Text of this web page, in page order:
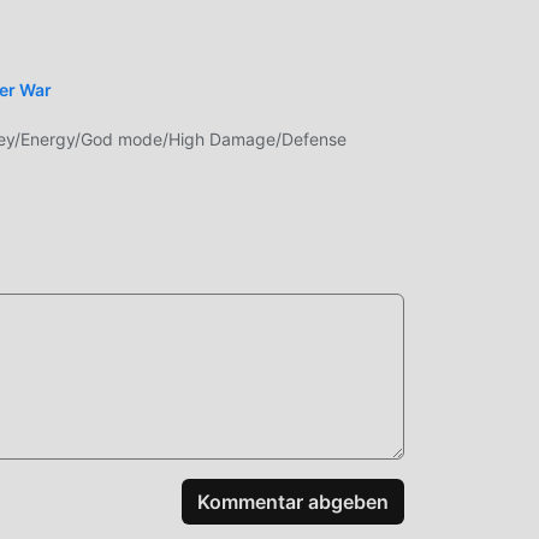
War
Energy/God mode/High Damage/Defense
Kommentar abgeben